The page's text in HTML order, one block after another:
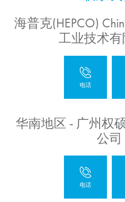
海普克(HEPCO)
工业技术有
华南地区 - 广州权
公司